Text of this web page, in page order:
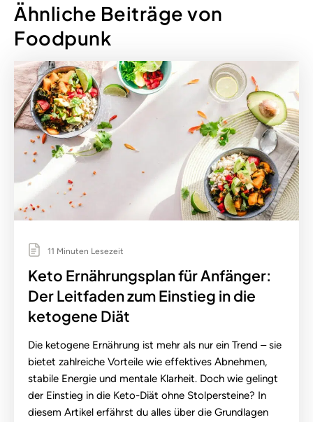
Ähnliche Beiträge von
Foodpunk
11 Minuten Lesezeit
Keto Ernährungsplan für Anfänger:
Der Leitfaden zum Einstieg in die
ketogene Diät
Die ketogene Ernährung ist mehr als nur ein Trend – sie
bietet zahlreiche Vorteile wie effektives Abnehmen,
stabile Energie und mentale Klarheit. Doch wie gelingt
der Einstieg in die Keto-Diät ohne Stolpersteine? In
diesem Artikel erfährst du alles über die Grundlagen